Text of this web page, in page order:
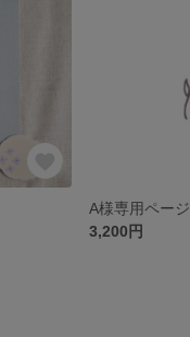
A様専用ページ
3,200円